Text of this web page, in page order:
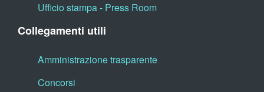
Ufficio stampa - Press Room
Collegamenti utili
Amministrazione trasparente
Concorsi